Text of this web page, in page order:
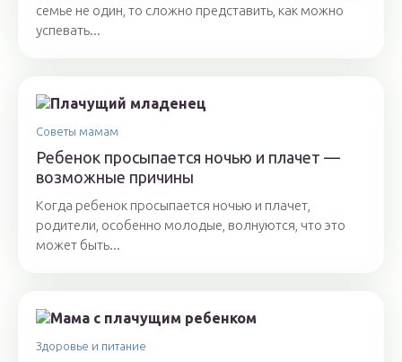
семье не один, то сложно представить, как можно
успевать...
Советы мамам
Ребенок просыпается ночью и плачет —
возможные причины
Когда ребенок просыпается ночью и плачет,
родители, особенно молодые, волнуются, что это
может быть...
Здоровье и питание